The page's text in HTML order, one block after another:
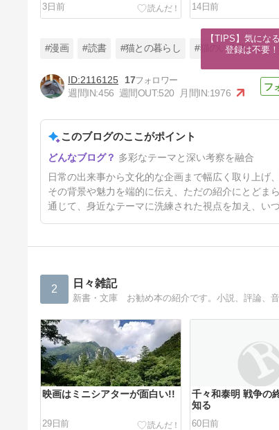
3日前
14日前
２６梅雨）
45日前
#漫画 #読書 #猫との暮らし #猫のいる暮らし
2116125
17
週間IN:456 週間OUT:520 月間IN:1976
このブログのここがポイント
多彩なテーマと深い考察を融合
日常の出来事から文化的な企画まで幅広く取り上げ
その背景や魅力を端的に伝え、ただの紹介にとどま
通じて、身近なテーマに洗練された視点を加え、い
2 日々雑記
新書・文庫 お勧め本の紹介です。小説、評論、
映画はミニシアターが面白い!!
29日前
千々和泰明 戦争の
知る
60日前
【TIPS】気にな
登録は不要